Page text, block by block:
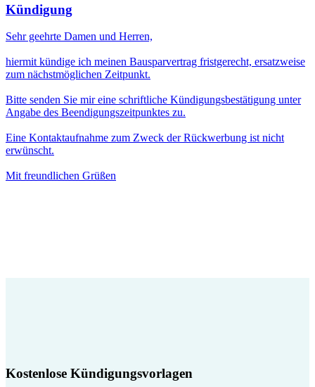
Kündigung
Sehr geehrte Damen und Herren,
hiermit kündige ich meinen Bausparvertrag fristgerecht, ersatzweise
zum nächstmöglichen Zeitpunkt.
Bitte senden Sie mir eine schriftliche Kündigungsbestätigung unter
Angabe des Beendigungszeitpunktes zu.
Eine Kontaktaufnahme zum Zweck der Rückwerbung ist nicht
erwünscht.
Mit freundlichen Grüßen
Kostenlose Kündigungsvorlagen